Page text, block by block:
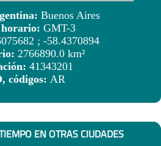
Buenos Aires
GMT-3
; -58.4370894
2766890.0 km²
41343201
códigos: AR
EN OTRAS CIUDADES